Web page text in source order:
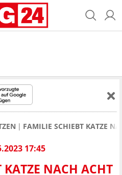
FAMILIE SCHIEBT KATZE
17:45
NACH ACHT